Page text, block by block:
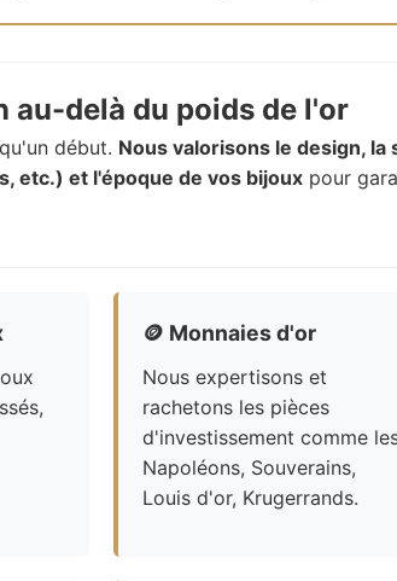
delà du poids de l'or
début. Nous valorisons le design,
etc.) et l'époque de vos bijoux pour
🪙 Monnaies d'or
Nous expertisons et
rachetons les pièces
d'investissement comme
Napoléons, Souverains,
Louis d'or, Krugerrands.